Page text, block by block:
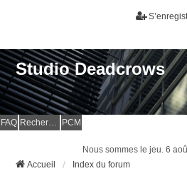
Studio Deadcrows
FAQ Rechercher PCM
Nous sommes le jeu. 6
Accueil
Index du forum